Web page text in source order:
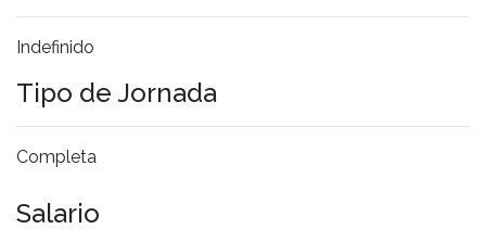
Indefinido
Tipo de Jornada
Completa
Salario